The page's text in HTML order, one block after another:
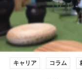
キャリア コラム